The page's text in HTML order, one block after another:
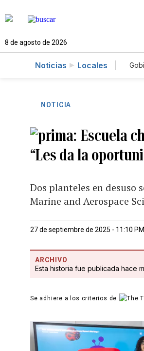
8 de agosto de 2026
Noticias Locales
NOTICIA
Escuela
“Les da la
Dos planteles en desuso
Marine and Aerospace
27 de septiembre de 2025 - 11:10 PM
ARCHIVO
Esta historia fue publicada hace
Se adhiere a los criterios de